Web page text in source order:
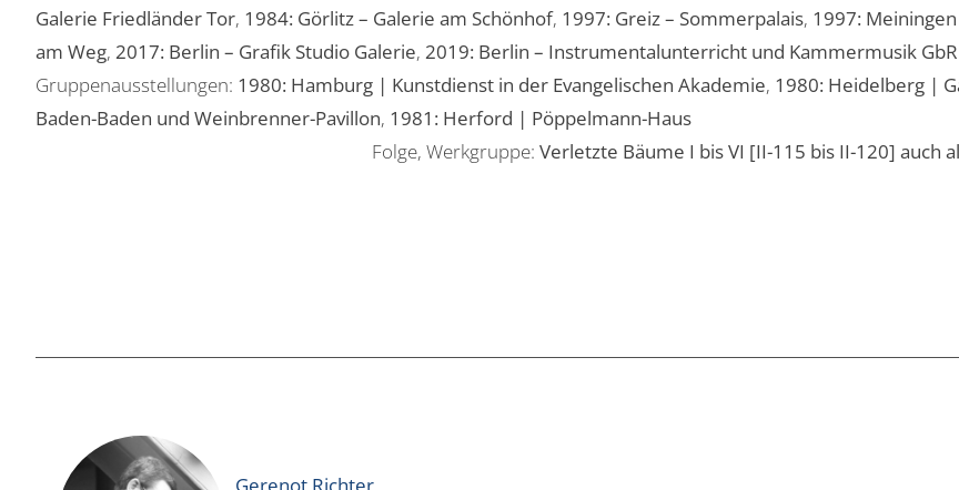
Galerie Friedländer Tor, 1984: Görlitz – Galerie am Schönhof, 1997: Greiz – Sommerpalais, 1997:
am Weg, 2017: Berlin – Grafik Studio Galerie, 2019: Berlin – Instrumentalunterricht und Kammermusik GbR
Gruppenausstellungen: 1980: Hamburg | Kunstdienst in der Evangelischen Akademie, 1980: Heidelberg |
Baden-Baden und Weinbrenner-Pavillon, 1981: Herford | Pöppelmann-Haus
Folge, Werkgruppe: Verletzte Bäume I bis VI [II-115 bis II-120] auch